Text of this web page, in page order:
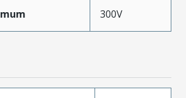
300V